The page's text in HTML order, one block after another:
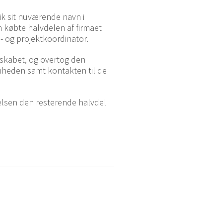
sit nuværende navn i
købte halvdelen af firmaet
og projektkoordinator.
og overtog den
samt kontakten til de
den resterende halvdel